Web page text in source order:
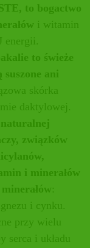
to bogactwo
i witamin
to świeże
suszone ani
skórka
daktylowej.
związków
i minerałów
:
i cynku.
przy wielu
i układu